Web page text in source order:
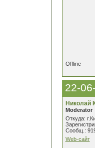
Offline
22-
Николай
Moderator
Откуда:
Сообщ.:
Web-сайт